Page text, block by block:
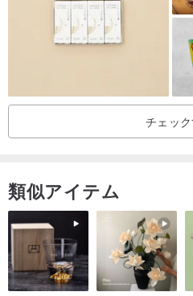
食べることができます。
商品写真は参考用です。コンテン
ェクトと製品の説明に基づいていま
7日間の鑑賞期間は、賞味期限と衛
は適用されません。
欠品や破損などの重大な欠陥がある
に製品の状態を確認してください
2時間以内にメールでお知らせくだ
ださい（営業時間ではない場合は
可能な限り早急に対応させていただ
チェッ
類似アイテム